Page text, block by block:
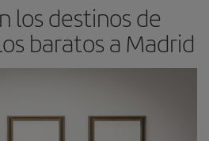
los destinos de
baratos a Madrid